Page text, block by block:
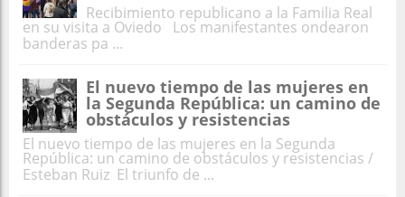
Recibimiento republicano a la Familia Real
en su visita a Oviedo Los manifestantes ondearon
banderas pa ...
El nuevo tiempo de las mujeres en
la Segunda República: un camino de
obstáculos y resistencias
El nuevo tiempo de las mujeres en la Segunda
República: un camino de obstáculos y resistencias /
Esteban Ruiz El triunfo de ...